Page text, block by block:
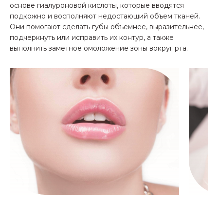
основе гиалуроновой кислоты, которые вводятся
подкожно и восполняют недостающий объем тканей.
Они помогают сделать губы объемнее, выразительнее,
подчеркнуть или исправить их контур, а также
выполнить заметное омоложение зоны вокруг рта.